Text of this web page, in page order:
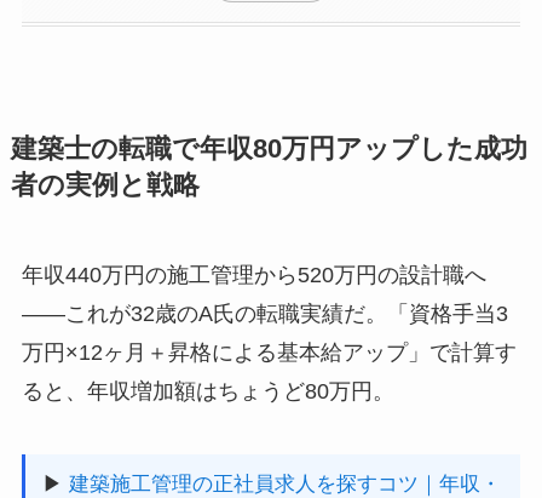
建築士の転職で年収80万円アップした成功
者の実例と戦略
年収440万円の施工管理から520万円の設計職へ
——これが32歳のA氏の転職実績だ。「資格手当3
万円×12ヶ月＋昇格による基本給アップ」で計算す
ると、年収増加額はちょうど80万円。
▶ 建築施工管理の正社員求人を探すコツ｜年収・